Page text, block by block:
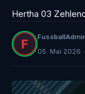
Hertha 03
05. Mai 2026